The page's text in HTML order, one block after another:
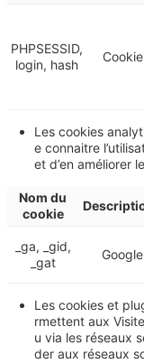
PHPSESSID,
login, hash
Les cookies
e connaitre
et d’en améliorer
Nom du
cookie
_ga, _gid,
_gat
Les cookies et
rmettent aux
u via les réseaux
der aux réseaux